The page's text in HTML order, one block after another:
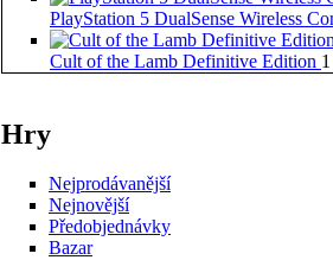
PlayStation 5 DualSense Wireless
Cult of the Lamb Definitive Edition
Hry
Nejprodávanější
Nejnovější
Předobjednávky
Bazar